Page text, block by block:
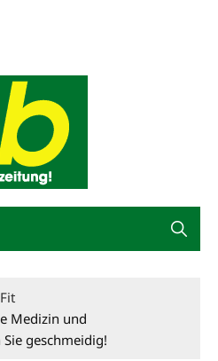
Medizin und
geschmeidig!